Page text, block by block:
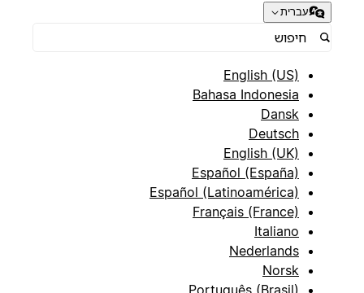
עברית
English (US)
Bahasa Indonesia
Dansk
Deutsch
English (UK)
Español (España)
Español (Latinoamérica)
Français (France)
Italiano
Nederlands
Norsk